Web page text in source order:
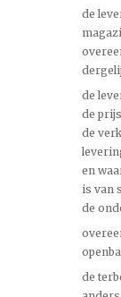
de
de
de
de
en
is van
de
de